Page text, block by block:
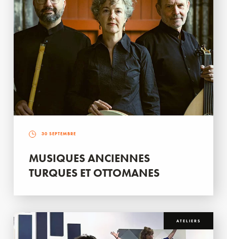
30 SEPTEMBRE
MUSIQUES ANCIENNES
TURQUES ET OTTOMANES
ATELIERS